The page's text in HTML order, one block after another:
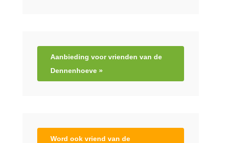
Aanbieding voor vrienden van de
Dennenhoeve »
Word ook vriend van de